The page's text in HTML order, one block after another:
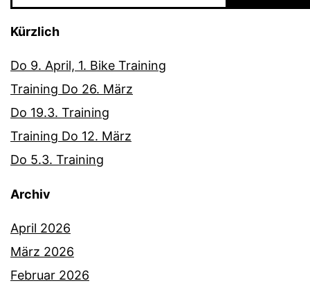
Kürzlich
Do 9. April, 1. Bike Training
Training Do 26. März
Do 19.3. Training
Training Do 12. März
Do 5.3. Training
Archiv
April 2026
März 2026
Februar 2026